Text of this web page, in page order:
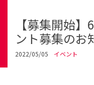
【募集開始
ント募集のお
2022/05/05 イベント